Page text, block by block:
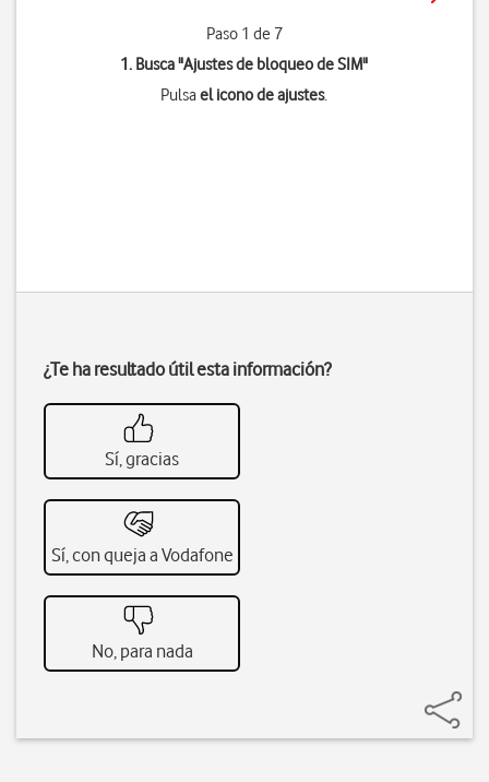
Paso 1 de 7
1. Busca "Ajustes de bloqueo de SIM"
Pulsael icono de ajustes.
¿Te ha resultado útil esta información?
Sí, gracias
Sí, con queja a Vodafone
No, para nada